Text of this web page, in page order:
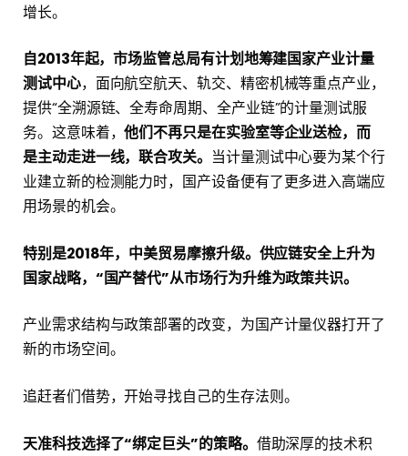
增长。
自2013年起，市场监管总局有计划地筹建国家产业计量
测试中心，面向航空航天、轨交、精密机械等重点产业，
提供“全溯源链、全寿命周期、全产业链”的计量测试服
务。这意味着，他们不再只是在实验室等企业送检，而
是主动走进一线，联合攻关。 当计量测试中心要为某个行
业建立新的检测能力时，国产设备便有了更多进入高端应
用场景的机会。
特别是2018年，中美贸易摩擦升级。供应链安全上升为
国家战略，“国产替代”从市场行为升维为政策共识。
产业需求结构与政策部署的改变，为国产计量仪器打开了
新的市场空间。
追赶者们借势，开始寻找自己的生存法则。
天准科技选择了“绑定巨头”的策略。 借助深厚的技术积